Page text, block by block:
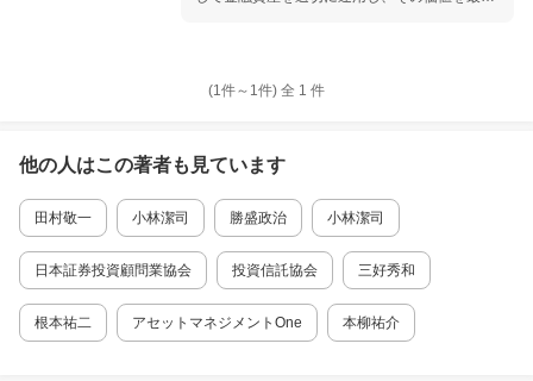
提唱されてきている。 また、我が国の多くのイ
し、補修や更新の増加が見込まれる。一方、我
が国では本格的な高齢化社会を迎えるととも
に、依然として経済情勢は厳しいままである。
したがって、予算の制約のもと、いかに効率的
ていくかはまさに喫緊の課題となっている。
（本書より） 1章 ISO55000シリーズによる
アセットマネジメント 2章 ISOによるアセッ
トマネジメント認証 3章 ISO5500の市場の適
(1件～ 1件) 全 1 件
他の人はこの著者も見ています
田村敬一 小林潔司 勝盛政治 小林潔司
日本証券投資顧問業協会 投資信託協会 三好秀和
根本祐二 アセットマネジメントOne 本柳祐介